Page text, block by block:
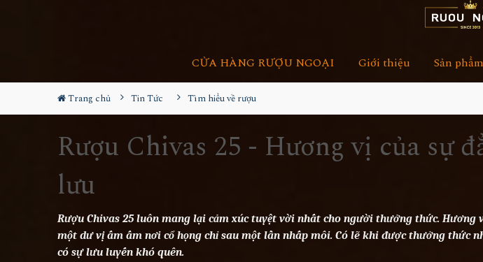
CỬA HÀNG RƯỢU NGOẠI Giới thiệu Sản phẩm
Trang chủ Tin Tức Tìm hiểu về rượu
Rượu Chivas 25 - Hương vị của sự
lưu
Rượu Chivas 25 luôn mang lại cảm xúc tuyệt vời nhất cho người thưởng thức. Hương
một dư vị ấm ấm nơi cổ họng chỉ sau một lần nhấp môi. Có lẽ khi được thưởng thức
có sự lưu luyến khó quên.